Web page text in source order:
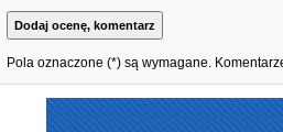
Pola oznaczone (*) są wymagane.